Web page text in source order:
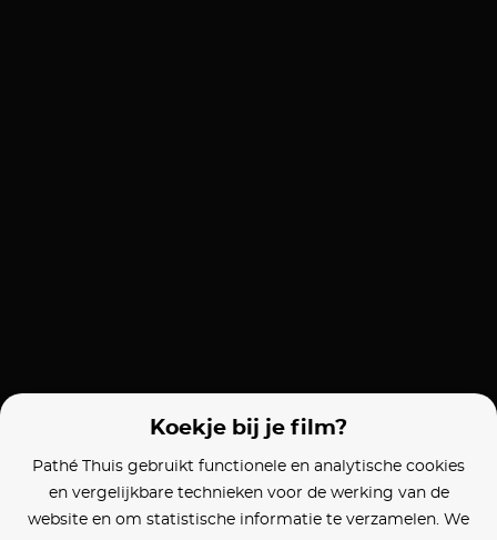
Koekje bij je film?
Pathé Thuis gebruikt functionele en analytische cookies
en vergelijkbare technieken voor de werking van de
website en om statistische informatie te verzamelen. We